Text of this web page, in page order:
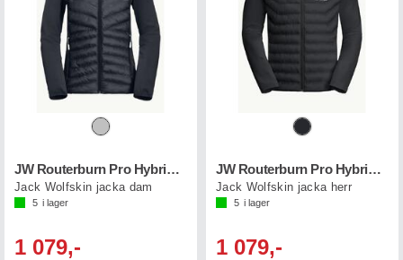
JW Routerburn Pro Hybrid W
Jack Wolfskin jacka dam
5 i lager
1 079,-
JW Routerburn Pro Hybrid M
Jack Wolfskin jacka herr
5 i lager
1 079,-